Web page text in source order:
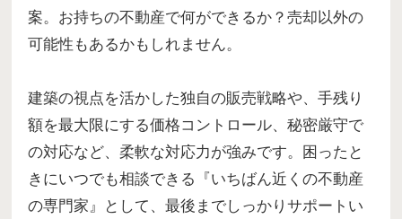
案。お持ちの不動産で何ができるか？売却以外の
可能性もあるかもしれません。
建築の視点を活かした独自の販売戦略や、手残り
額を最大限にする価格コントロール、秘密厳守で
の対応など、柔軟な対応力が強みです。困ったと
きにいつでも相談できる『いちばん近くの不動産
の専門家』として、最後までしっかりサポートい